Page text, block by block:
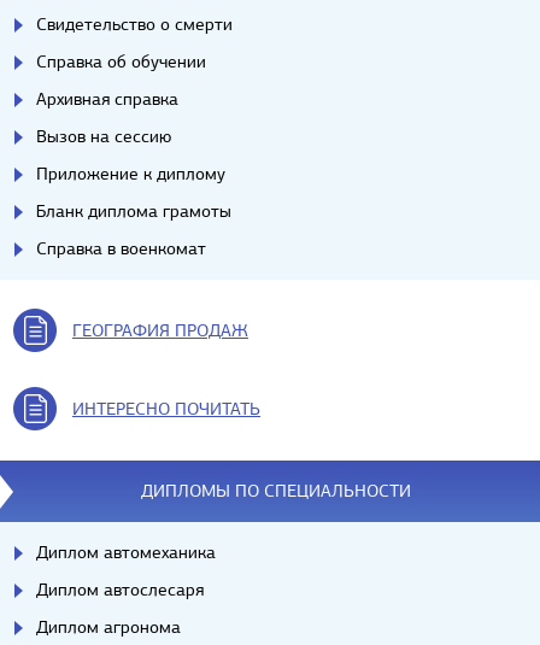
Свидетельство о смерти
Справка об обучении
Архивная справка
Вызов на сессию
Приложение к диплому
Бланк диплома грамоты
Справка в военкомат
ГЕОГРАФИЯ ПРОДАЖ
ИНТЕРЕСНО ПОЧИТАТЬ
ДИПЛОМЫ ПО СПЕЦИАЛЬНОСТИ
Диплом автомеханика
Диплом автослесаря
Диплом агронома